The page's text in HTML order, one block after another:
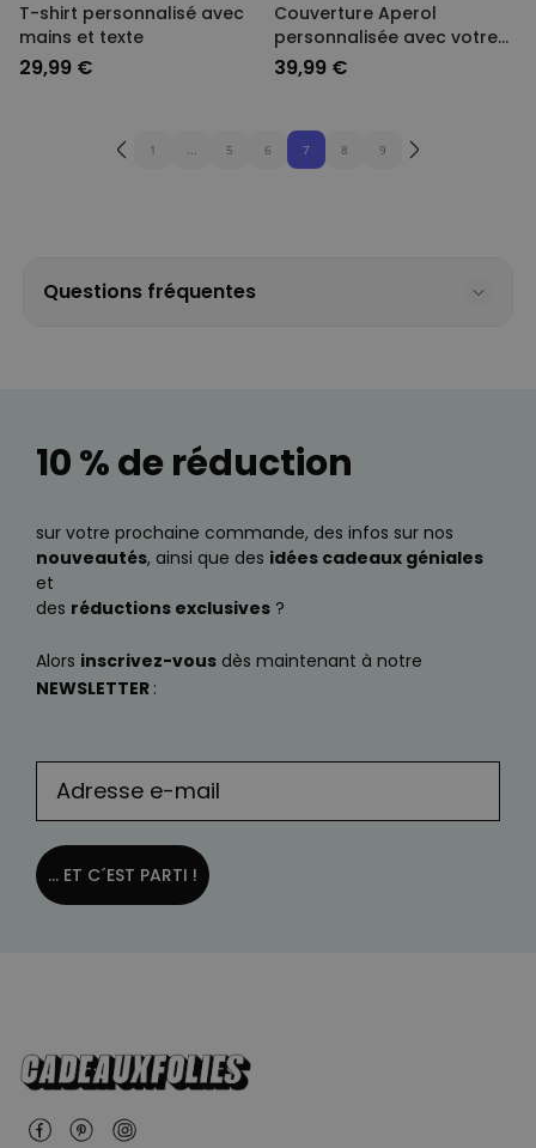
T-shirt personnalisé avec
mains et texte
29,99 €
Couverture Aperol
personnalisée avec votre
visage
39,99 €
1 ... 5 6 7 8 9
Questions fréquentes
10 % de réduction
sur votre prochaine commande, des infos sur nos
nouveautés, ainsi que des idées cadeaux géniales
et
des réductions exclusives ?
Alors inscrivez-vous dès maintenant à notre
NEWSLETTER :
... ET C´EST PARTI !